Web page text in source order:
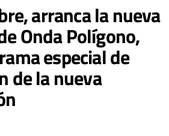
arranca la nueva
Onda Polígono,
especial de
de la nueva